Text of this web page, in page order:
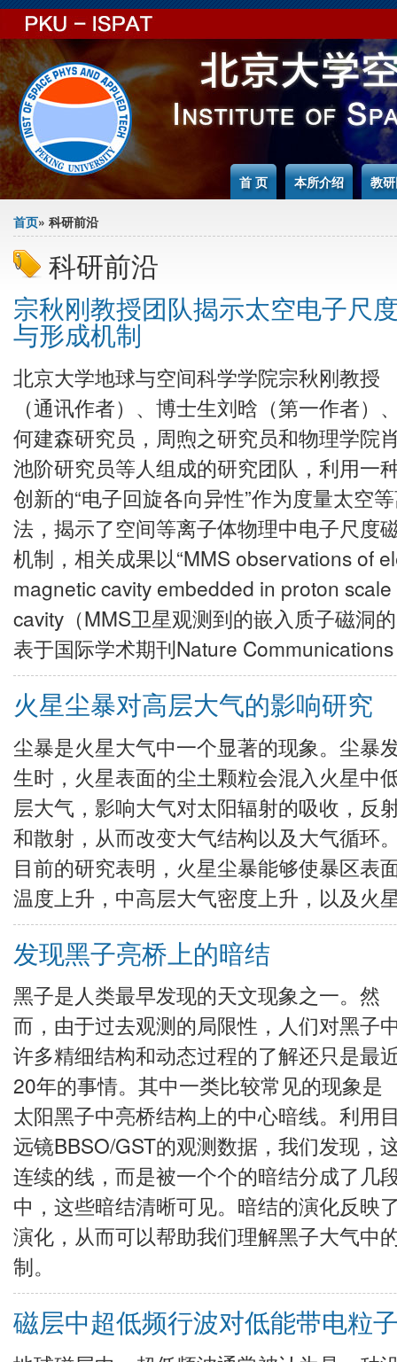
Jump to Content
首 页 本所介绍 教
You are here
首页» 科研前沿
科研前沿
宗秋刚教授团队揭示太空电子尺
与形成机制
北京大学地球与空间科学学院宗秋刚教授
（通讯作者）、博士生刘晗（第一作者）
何建森研究员，周煦之研究员和物理学院
池阶研究员等人组成的研究团队，利用一
创新的“电子回旋各向异性”作为度量太空
法，揭示了空间等离子体物理中电子尺度
机制，相关成果以“MMS observations of
magnetic cavity embedded in proton
cavity（MMS卫星观测到的嵌入质子磁洞
表于国际学术期刊Nature
火星尘暴对高层大气的影响研究
尘暴是火星大气中一个显著的现象。尘暴
生时，火星表面的尘土颗粒会混入火星中
层大气，影响大气对太阳辐射的吸收，反
和散射，从而改变大气结构以及大气循环
目前的研究表明，火星尘暴能够使暴区表
温度上升，中高层大气密度上升，以及火
发现黑子亮桥上的暗结
黑子是人类最早发现的天文现象之一。然
而，由于过去观测的局限性，人们对黑子
许多精细结构和动态过程的了解还只是最
20年的事情。其中一类比较常见的现象是
太阳黑子中亮桥结构上的中心暗线。利用
远镜BBSO/GST的观测数据，我们发现，
连续的线，而是被一个个的暗结分成了几
中，这些暗结清晰可见。暗结的演化反映
演化，从而可以帮助我们理解黑子大气中
制。
磁层中超低频行波对低能带电粒